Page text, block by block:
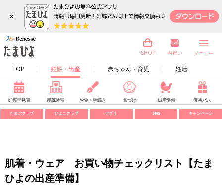
×
TOP 妊娠・出産 赤ちゃん・育児 妊活
SHOP 内祝い メニュー
妊娠早見表 産院検索 お金・手続き 名づけ 出産準備 優待パス
たまごクラブ ひよこクラブ アプリ SNS キャンペーン
肌着・ウェア お買い物チェックリスト【たま
ひよの出産準備】